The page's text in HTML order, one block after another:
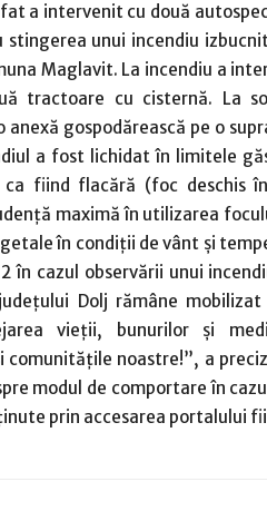
a intervenit cu două
unui incendiu
Maglavit. La incendiu a
tractoare cu cisternă. La
anexă gospodărească pe o
a fost lichidat în limitele
fiind flacără (foc deschis
maximă în utilizarea
în condiții de vânt și
în cazul observării unui
Dolj rămâne
vieții, bunurilor și
comunitățile noastre!”, a
modul de comportare în
prin accesarea portalului